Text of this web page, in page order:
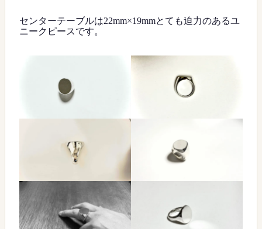
センターテーブルは22mm×19mmとても迫力のあるユ
ニークピースです。